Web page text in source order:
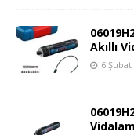
Akıllı
6 Şubat